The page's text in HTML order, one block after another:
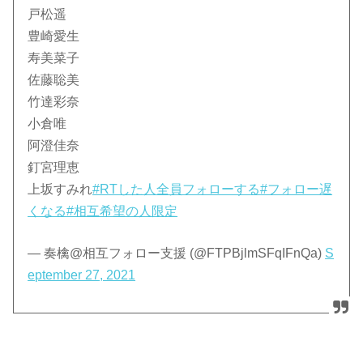
戸松遥
豊崎愛生
寿美菜子
佐藤聡美
竹達彩奈
小倉唯
阿澄佳奈
釘宮理恵
上坂すみれ#RTした人全員フォローする#フォロー遅
くなる#相互希望の人限定
— 奏檎@相互フォロー支援 (@FTPBjlmSFqIFnQa) S
eptember 27, 2021